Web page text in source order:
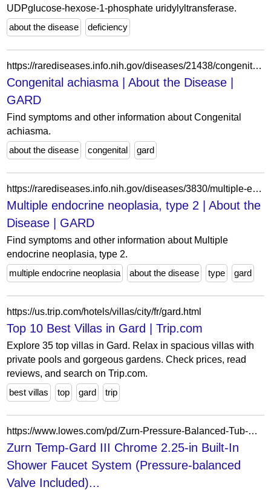
UDPglucose-hexose-1-phosphate uridylyltransferase.
about the disease
deficiency
https://rarediseases.info.nih.gov/diseases/21438/congenital-achiasma
Congenital achiasma | About the Disease |
GARD
Find symptoms and other information about Congenital
achiasma.
about the disease
congenital gard
https://rarediseases.info.nih.gov/diseases/3830/multiple-endocrine-neoplasia-type-2
Multiple endocrine neoplasia, type 2 | About the
Disease | GARD
Find symptoms and other information about Multiple
endocrine neoplasia, type 2.
multiple endocrine neoplasia
about the disease type gard
https://us.trip.com/hotels/villas/city/fr/gard.html
Top 10 Best Villas in Gard | Trip.com
Explore 35 top villas in Gard. Relax in spacious villas with
private pools and gorgeous gardens. Check prices, read
reviews, and search on Trip.com.
best villas
top gard trip
https://www.lowes.com/pd/Zurn-Pressure-Balanced-Tub-Shower-Unit/5002613885
Zurn Temp-Gard III Chrome 2.25-in Built-In
Shower Faucet System (Pressure-balanced
Valve Included)...